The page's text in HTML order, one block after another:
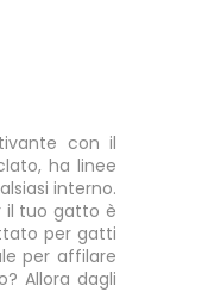
con il
ha linee
interno.
il tuo gatto è
per gatti
per affilare
Allora dagli